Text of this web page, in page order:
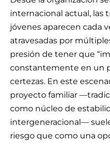
internacional actual, las
jóvenes aparecen cada
atravesadas por
presión de tener que
constantemente en un
certezas. En este
proyecto familiar
como núcleo de
intergeneracional—
riesgo que como una